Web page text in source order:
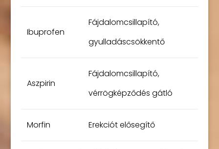
Ibuprofen
Fájdalomcsillapító,
gyulladáscsökkentő
Aszpirin
Fájdalomcsillapító,
vérrögképződés gátló
Morfin Erekciót elősegítő